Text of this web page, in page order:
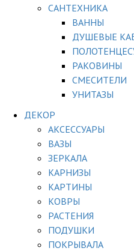
САНТЕХНИКА
ВАННЫ
ДУШЕВЫЕ
РАКОВИНЫ
СМЕСИТЕЛИ
УНИТАЗЫ
ДЕКОР
АКСЕССУАРЫ
ВАЗЫ
ЗЕРКАЛА
КАРНИЗЫ
КАРТИНЫ
КОВРЫ
РАСТЕНИЯ
ПОДУШКИ
ПОКРЫВАЛА